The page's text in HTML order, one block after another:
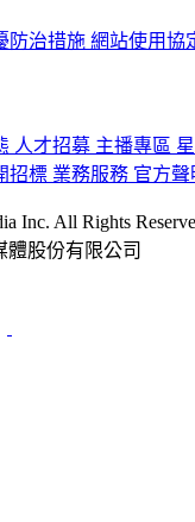
防治措施 網站使用協
人才招募 主播專區
招標 業務服務 官方聲
Inc. All Rights
體股份有限公司